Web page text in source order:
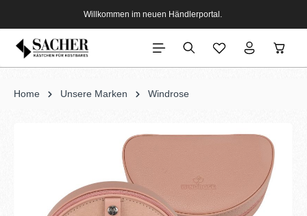
Willkommen im neuen Händlerportal.
Home Unsere Marken Windrose